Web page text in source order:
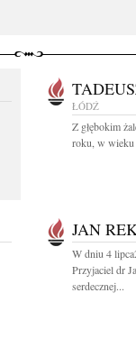
ŁÓDŹ
Z głębokim
roku, w wieku
JAN
W dniu 4
Przyjaciel dr
serdecznej...